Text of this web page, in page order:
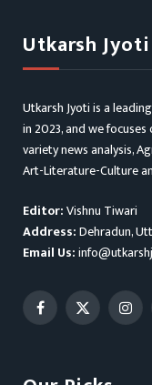
Utkarsh Jyoti
Utkarsh Jyoti is a
in 2023, and we
variety news analysis,
Art-Literature-Culture
Editor:Vishnu Tiwari
Address:Dehradun,
Email Us:
Facebook
X